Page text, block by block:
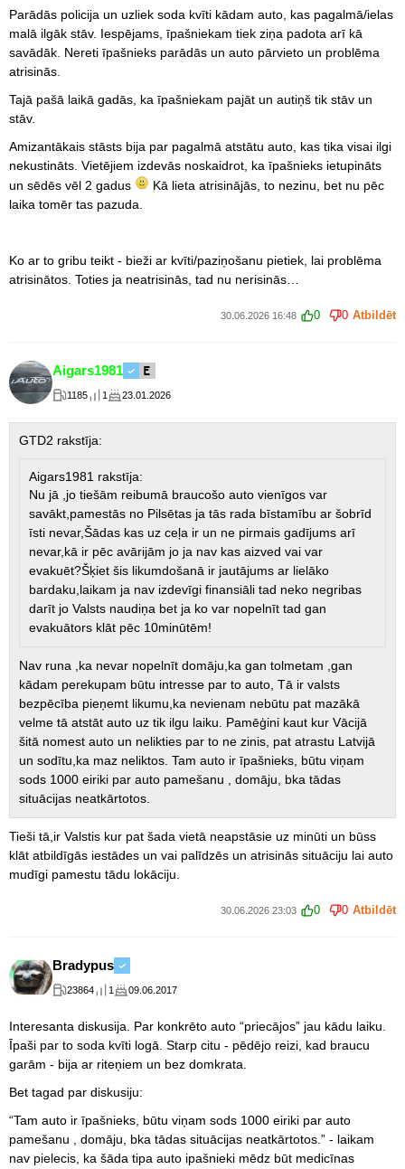
Parādās policija un uzliek soda kvīti kādam auto, kas pagalmā/ielas
malā ilgāk stāv. Iespējams, īpašniekam tiek ziņa padota arī kā
savādāk. Nereti īpašnieks parādās un auto pārvieto un problēma
atrisinās.
Tajā pašā laikā gadās, ka īpašniekam pajāt un autiņš tik stāv un
stāv.
Amizantākais stāsts bija par pagalmā atstātu auto, kas tika visai ilgi
nekustināts. Vietējiem izdevās noskaidrot, ka īpašnieks ietupināts
un sēdēs vēl 2 gadus
Kā lieta atrisinājās, to nezinu, bet nu pēc
laika tomēr tas pazuda.
Ko ar to gribu teikt - bieži ar kvīti/paziņošanu pietiek, lai problēma
atrisinātos. Toties ja neatrisinās, tad nu nerisinās…
30.06.2026 16:48 0 0 Atbildēt
Aigars1981
1185 1 23.01.2026
GTD2 rakstīja:
Aigars1981 rakstīja:
Nu jā ,jo tiešām reibumā braucošo auto vienīgos var
savākt,pamestās no Pilsētas ja tās rada bīstamību ar šobrīd
īsti nevar,Šādas kas uz ceļa ir un ne pirmais gadījums arī
nevar,kā ir pēc avārijām jo ja nav kas aizved vai var
evakuēt?Šķiet šis likumdošanā ir jautājums ar lielāko
bardaku,laikam ja nav izdevīgi finansiāli tad neko negribas
darīt jo Valsts naudiņa bet ja ko var nopelnīt tad gan
evakuātors klāt pēc 10minūtēm!
Nav runa ,ka nevar nopelnīt domāju,ka gan tolmetam ,gan
kādam perekupam būtu intresse par to auto, Tā ir valsts
bezpēcība pieņemt likumu,ka nevienam nebūtu pat mazākā
velme tā atstāt auto uz tik ilgu laiku. Pamēģini kaut kur Vācijā
šitā nomest auto un nelikties par to ne zinis, pat atrastu Latvijā
un sodītu,ka maz neliktos. Tam auto ir īpašnieks, būtu viņam
sods 1000 eiriki par auto pamešanu , domāju, bka tādas
situācijas neatkārtotos.
Tieši tā,ir Valstis kur pat šada vietā neapstāsie uz minūti un būss
klāt atbildīgās iestādes un vai palīdzēs un atrisinās situāciju lai auto
mudīgi pamestu tādu lokāciju.
30.06.2026 23:03 0 0 Atbildēt
Bradypus
23864 1 09.06.2017
Interesanta diskusija. Par konkrēto auto “priecājos” jau kādu laiku.
Īpaši par to soda kvīti logā. Starp citu - pēdējo reizi, kad braucu
garām - bija ar riteņiem un bez domkrata.
Bet tagad par diskusiju:
“Tam auto ir īpašnieks, būtu viņam sods 1000 eiriki par auto
pamešanu , domāju, bka tādas situācijas neatkārtotos. ” - laikam
nav pielecis, ka šāda tipa auto ipašnieki mēdz būt medicīnas